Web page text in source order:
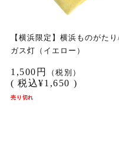
【横浜限定】横浜ものがた
ガス灯（イエロー）
1,500円 （税別）
(税込¥1,650 )
売り切れ